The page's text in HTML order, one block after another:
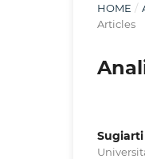
HOME /
Articles